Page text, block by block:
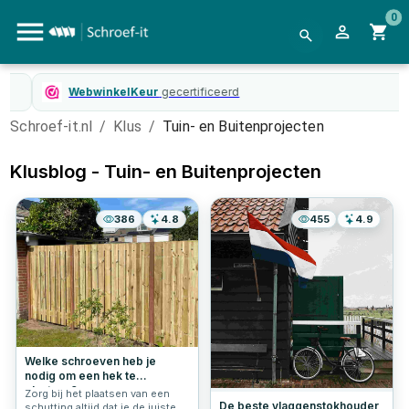
0
WebwinkelKeurgecertificeerd
Schroef-it.nl / Klus / Tuin- en Buitenprojecten
Klusblog - Tuin- en Buitenprojecten
386 4.8
Welke schroeven heb je
nodig om een hek te
plaatsen?
Zorg bij het plaatsen van een
455 4.9
De beste vlaggenstokhouder